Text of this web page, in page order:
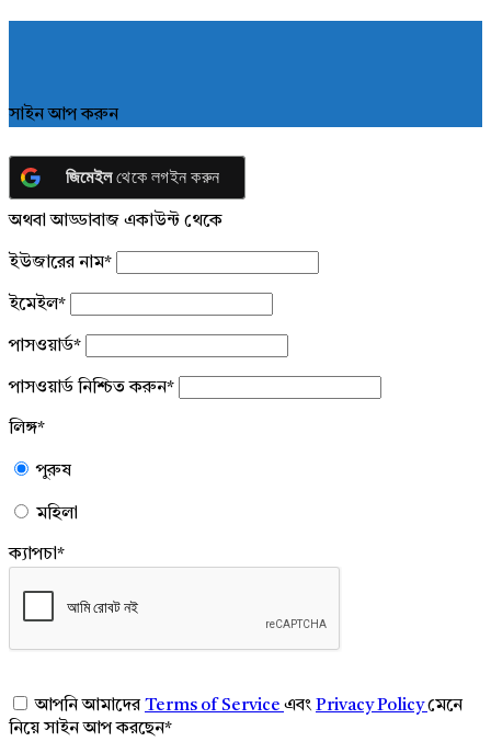
সাইন আপ করুন
জিমেইলথেকে লগইন করুন
অথবা আড্ডাবাজ একাউন্ট থেকে
ইউজারের নাম*
ইমেইল*
পাসওয়ার্ড*
পাসওয়ার্ড নিশ্চিত করুন*
লিঙ্গ*
পুরুষ
মহিলা
ক্যাপচা*
আপনি আমাদেরTerms of Service এবং Privacy Policyমেনে
নিয়ে সাইন আপ করছেন*